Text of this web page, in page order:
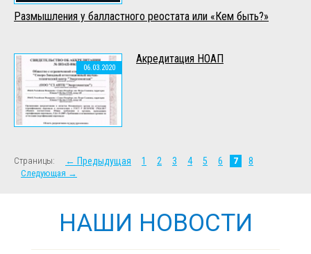
Размышления у балластного реостата или «Кем быть?»
06.03.2020
Акредитация НОАП
Страницы: ← Предыдущая 1 2 3 4 5 6 7 8
Следующая →
НАШИ НОВОСТИ